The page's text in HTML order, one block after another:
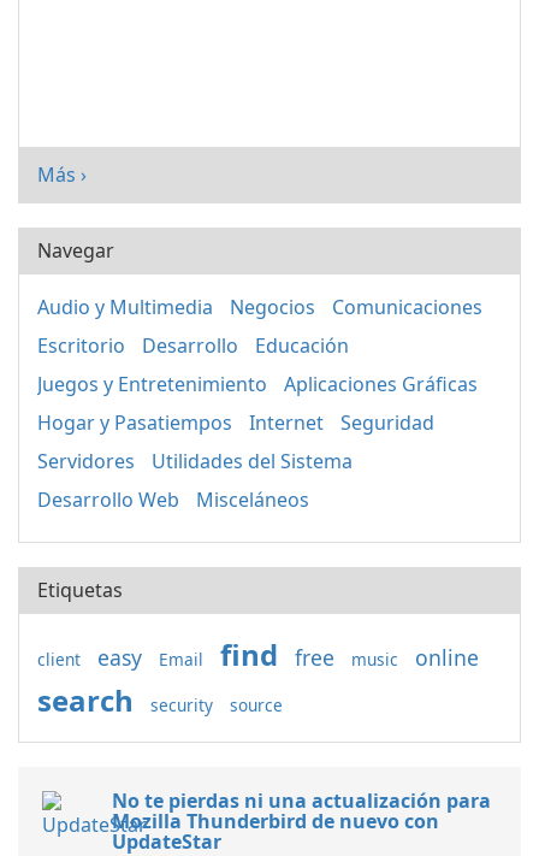
Más ›
Navegar
Audio y Multimedia Negocios
Comunicaciones
Escritorio
Desarrollo
Educación
Juegos y Entretenimiento
Aplicaciones Gráficas
Hogar y Pasatiempos
Internet
Seguridad
Servidores
Utilidades del Sistema
Desarrollo Web
Misceláneos
Etiquetas
client easy Email find free music online
search security source
No te pierdas ni una actualización para
Mozilla Thunderbird de nuevo con
UpdateStar